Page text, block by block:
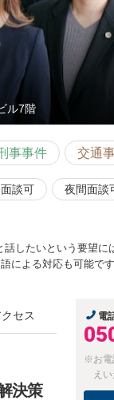
ル7階
事事件 交通
談可 夜間面談
したいという要望に
による対応も可能で
セス
決策
電
※お電
え